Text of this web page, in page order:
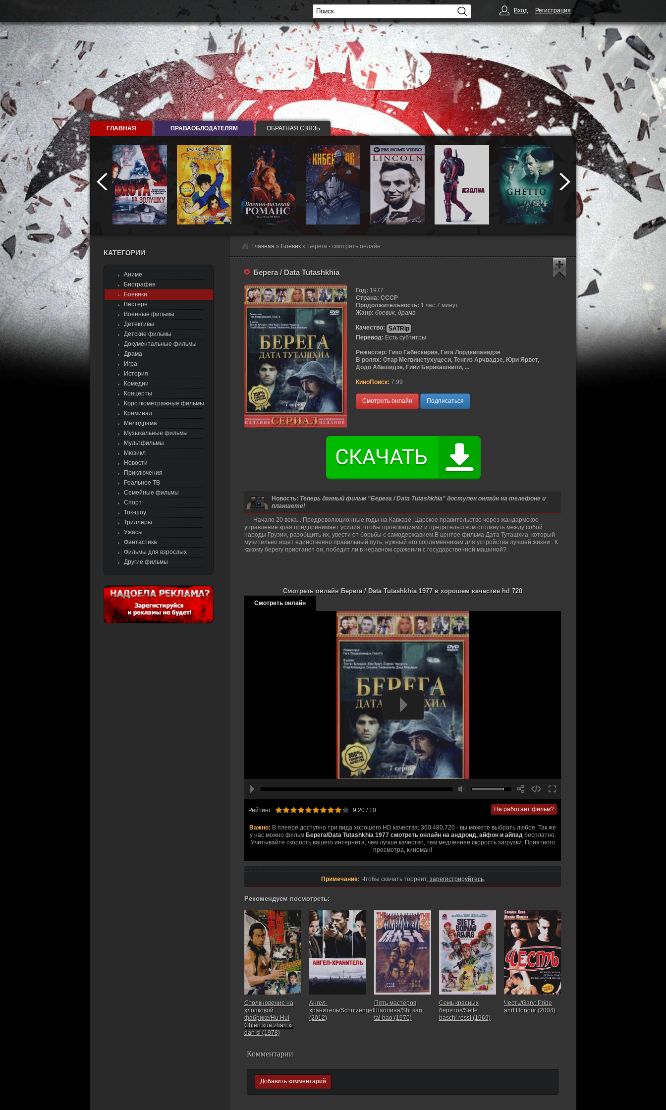
Главная » Боевик » Берега - смотреть онлайн
Берега / Data Tutashkhia
Новость: Теперь данный фильм "Берега / Data Tutashkhia" доступен онлайн на телефоне и
планшете!
Начало 20 века... Предреволюционные годы на Кавказе. Царское правительство через жандармское
управление края предпринимает усилия, чтобы провокациями и предательством столкнуть между собой
народы Грузии, разобщить их, увести от борьбы с самодержавием.В центре фильма Дата Туташхиа, который
мучительно ищет единственно правильный путь, нужный его соплеменникам для устройства лучшей жизни . К
какому берегу пристанет он, победит ли в неравном сражении с государственной машиной?.
Год: 1977
Страна: СССР
Продолжительность: 1 час 7 минут
Жанр: боевик, драма
Качество: SATRip
Перевод: Есть субтитры
Режиссер: Гизо Габескирия, Гига Лордкипанидзе
В ролях: Отар Мегвинетухуцеси, Тенгиз Арчвадзе, Юри Ярвет,
Додо Абашидзе, Гиви Берикашвили, ...
КиноПоиск: 7.99
Смотреть онлайн Подписаться
Смотреть онлайн Берега / Data Tutashkhia 1977 в хорошем качестве hd 720
Смотреть онлайн
Рейтинг:
9.20 / 10 Не работает фильм?
Важно: В плеере доступно три вида хорошего HD качества: 360,480,720 - вы можете выбрать любое. Так же
у нас можно фильм Берега/Data Tutashkhia 1977 смотреть онлайн на андроид, айфон и айпадбесплатно.
Учитывайте скорость вашего интернета, чем лучше качество, тем медленнее скорость загрузки. Приятного
просмотра, киноман!
Примечание: Чтобы скачать торрент, зарегистрируйтесь.
Рекомендуем посмотреть:
Столкновение на
хлопковой
фабрике/Hu Hui
Chien xue zhan xi
dan si (1978)
Ангел-
хранитель/Schutzengel
(2012)
Пять мастеров
Шаолиня/Shi san
tai bao (1970)
Семь красных
беретов/Sette
baschi rossi (1969)
Честь/Garv: Pride
and Honour (2004)
Комментарии
Добавить комментарий
КАТЕГОРИИ
Аниме
Биография
Боевики
Вестерн
Военные фильмы
Детективы
Детские фильмы
Документальные фильмы
Драма
Игра
История
Комедии
Концерты
Короткометражные фильмы
Криминал
Мелодрама
Музыкальные фильмы
Мультфильмы
Мюзикл
Новости
Приключения
Реальное ТВ
Семейные фильмы
Спорт
Ток-шоу
Триллеры
Ужасы
Фантастика
Фильмы для взрослых
Другие фильмы
ГЛАВНАЯ ПРАВАОБЛОДАТЕЛЯМ ОБРАТНАЯ СВЯЗЬ
Вход Регистрация